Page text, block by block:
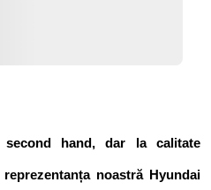
hand, dar la calitate
noastră Hyundai